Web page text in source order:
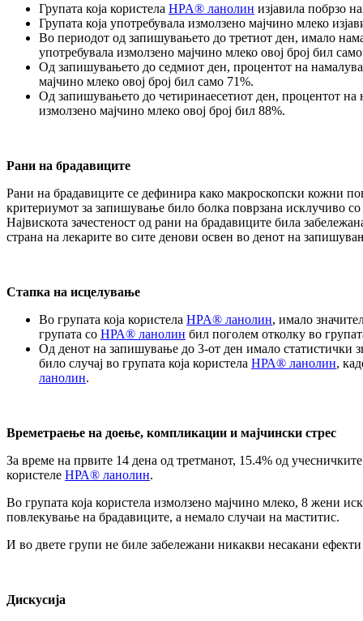
Групата која користела HPA® ланолин изјавила побрзо
Групата која употребувала измолзено мајчино млеко
Во периодот од запишувањето до третиот ден, имало
употребувала измолзено мајчино млеко овој број бил
Од запишувањето до седмиот ден, процентот на
мајчино млеко овој број бил само 71%.
Од запишувањето до четиринаесетиот ден, процентот на
измолзено мајчино млеко овој број бил 88%.
Рани на брадавиците
Рани на брадавиците се дефинира како макроскопски кожни
критериумот за запишување било болка поврзана исклучиво
Највискота зачестеност од рани на брадавиците била
страна на лекарите во сите денови освен во денот на
Стапка на исцелување
Во групата која користела HPA® ланолин, имало
групата со НРА® ланолин бил поголем отколку во
Од денот на запишување до 3-от ден имало статистички
било случај во групата која користела НРА® ланолин,
ланолин.
Времетраење на доење, компликации и мајчински стрес
За време на првите 14 дена од третманот, 15.4% од
користеле НРА® ланолин.
Во групата која користела измолзено мајчино млеко, 8 жени
повлекување на брадавиците, а немало случаи на маститис.
И во двете групи не биле забележани никакви несакани
Дискусија